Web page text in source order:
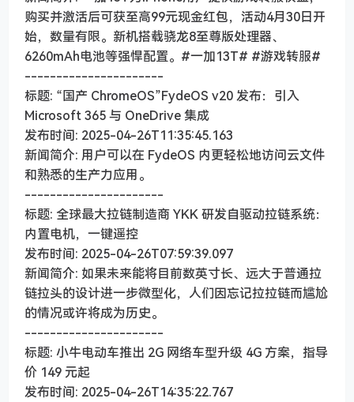
购买并激活后可获至高99元现金红包，活动4月30日开
始，数量有限。新机搭载骁龙8至尊版处理器、
6260mAh电池等强悍配置。#一加13T# #游戏转服#
----------------------
标题: “国产 ChromeOS”FydeOS v20 发布：引入
Microsoft 365 与 OneDrive 集成
发布时间: 2025-04-26T11:35:45.163
新闻简介: 用户可以在 FydeOS 内更轻松地访问云文件
和熟悉的生产力应用。
----------------------
标题: 全球最大拉链制造商 YKK 研发自驱动拉链系统：
内置电机，一键遥控
发布时间: 2025-04-26T07:59:39.097
新闻简介: 如果未来能将目前数英寸长、远大于普通拉
链拉头的设计进一步微型化，人们因忘记拉拉链而尴尬
的情况或许将成为历史。
----------------------
标题: 小牛电动车推出 2G 网络车型升级 4G 方案，指导
价 149 元起
发布时间: 2025-04-26T14:35:22.767